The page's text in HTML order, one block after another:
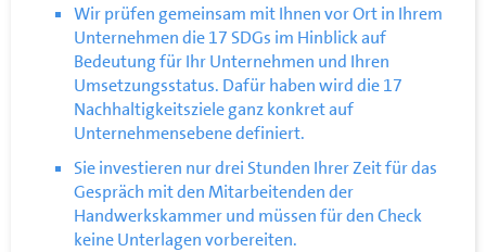
Wir prüfen gemeinsam mit Ihnen vor Ort in Ihrem
Unternehmen die 17 SDGs im Hinblick auf
Bedeutung für Ihr Unternehmen und Ihren
Umsetzungsstatus. Dafür haben wird die 17
Nachhaltigkeitsziele ganz konkret auf
Unternehmensebene definiert.
Sie investieren nur drei Stunden Ihrer Zeit für das
Gespräch mit den Mitarbeitenden der
Handwerkskammer und müssen für den Check
keine Unterlagen vorbereiten.